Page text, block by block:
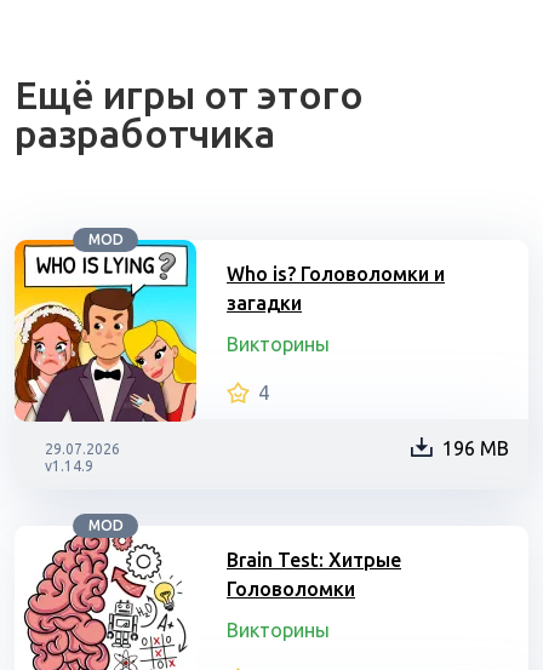
Ещё игры от этого
разработчика
MOD
Who is? Головоломки и
загадки
Викторины
4
29.07.2026
v1.14.9
196 MB
MOD
Brain Test: Хитрые
Головоломки
Викторины